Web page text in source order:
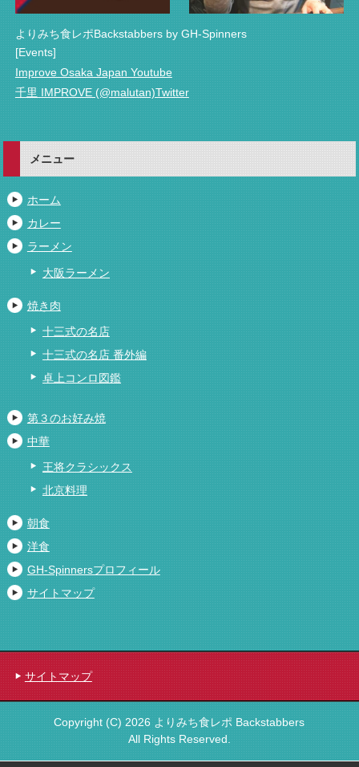
よりみち食レポBackstabbers by GH-Spinners
[Events]
Improve Osaka Japan Youtube
千里 IMPROVE (@malutan)Twitter
メニュー
ホーム
カレー
ラーメン
大阪ラーメン
焼き肉
十三式の名店
十三式の名店 番外編
卓上コンロ図鑑
第３のお好み焼
中華
王将クラシックス
北京料理
朝食
洋食
GH-Spinnersプロフィール
サイトマップ
サイトマップ
Copyright (C) 2026 よりみち食レポ Backstabbers
All Rights Reserved.